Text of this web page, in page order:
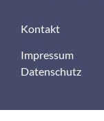
Kontakt
Impressum
Datenschutz